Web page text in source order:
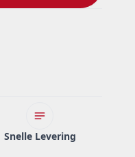
Snelle Levering